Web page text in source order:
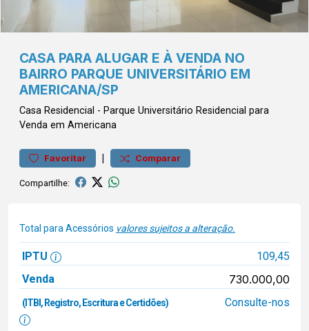
CASA PARA ALUGAR E À VENDA NO
BAIRRO PARQUE UNIVERSITÁRIO EM
AMERICANA/SP
Casa Residencial - Parque Universitário Residencial para
Venda em Americana
Favoritar | Comparar
Compartilhe:
Total para Acessórios valores sujeitos a alteração.
IPTU
109,45
Venda
730.000,00
(ITBI, Registro, Escritura e Certidões) Consulte-nos